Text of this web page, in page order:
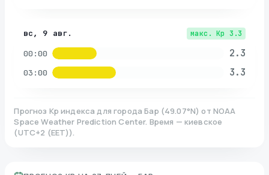
вс, 9 авг. макс. Kp 3.3
00:00 2.3
03:00 3.3
Прогноз Kp индекса для города Бар (49.07°N)от NOAA
Space Weather Prediction Center. Время — киевское
(UTC+2 (EET)).